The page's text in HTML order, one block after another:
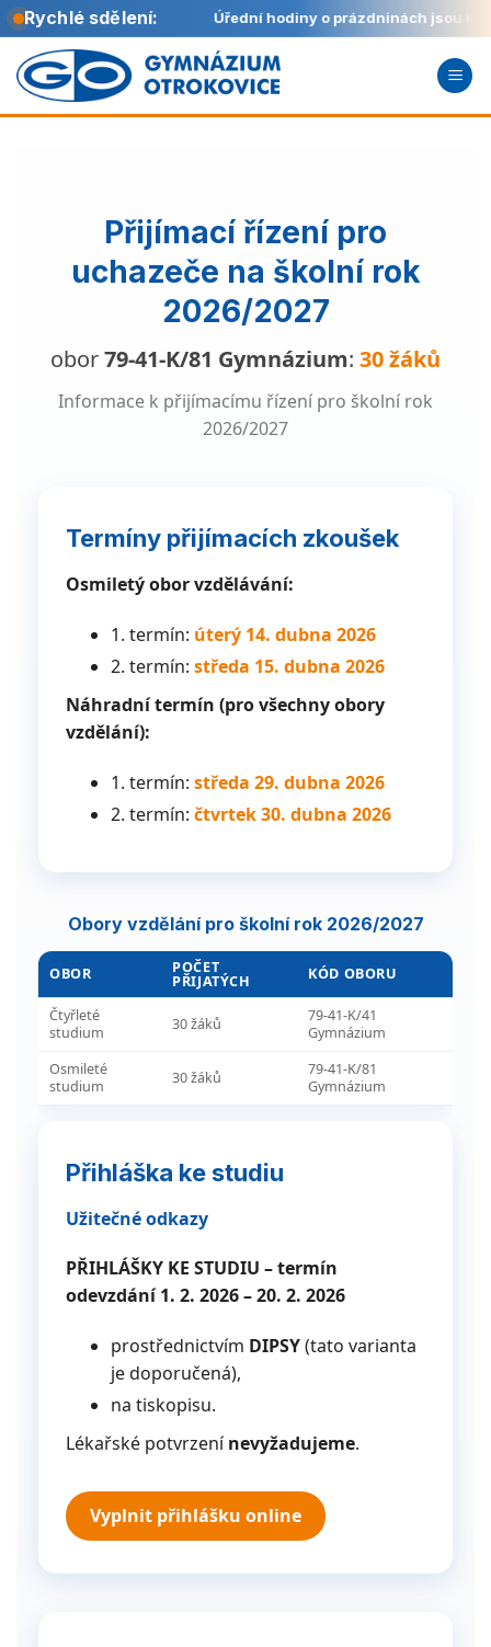
Rychlé sdělení:
8:00 do 11:00. Úřední hodiny o prázdninách jsou
Přeskočit
na
obsah
Přijímací řízení pro
uchazeče na školní rok
2026/2027
obor79-41-K/81 Gymnázium: 30 žáků
Informace k přijímacímu řízení pro školní rok
2026/2027
Termíny přijímacích zkoušek
Osmiletý obor vzdělávání:
1. termín: úterý 14. dubna 2026
2. termín: středa 15. dubna 2026
Náhradní termín (pro všechny obory
vzdělání):
1. termín: středa 29. dubna 2026
2. termín: čtvrtek 30. dubna 2026
Obory vzdělání pro školní rok 2026/2027
OBOR POČET
PŘIJATÝCH KÓD OBORU
Čtyřleté
studium
30 žáků
79-41-K/41
Gymnázium
Osmileté
studium
30 žáků
79-41-K/81
Gymnázium
Přihláška ke studiu
Užitečné odkazy
PŘIHLÁŠKY KE STUDIU – termín
odevzdání 1. 2. 2026 – 20. 2. 2026
prostřednictvím DIPSY(tato varianta
je doporučená),
na tiskopisu.
Lékařské potvrzenínevyžadujeme.
Vyplnit přihlášku online